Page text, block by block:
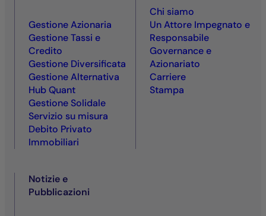
Gestione Azionaria
Gestione Tassi e
Credito
Gestione Diversificata
Gestione Alternativa
Hub Quant
Gestione Solidale
Servizio su misura
Debito Privato
Immobiliari
Chi siamo
Un Attore Impegnato e
Responsabile
Governance e
Azionariato
Carriere
Stampa
Notizie e
Pubblicazioni